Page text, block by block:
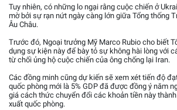
Tuy nhiên, có những lo ngại rằng cuộc chiến ở
mờ bởi sự rạn nứt ngày càng lớn giữa Tổng thống
Âu Châu.
Trước đó, Ngoại trưởng Mỹ Marco Rubio cho biết
dụng sự kiện này để bày tỏ sự không hài lòng với
từ chối ủng hộ cuộc chiến của ông chống lại Iran.
Các đồng minh cũng dự kiến sẽ xem xét tiến độ
quốc phòng mới là 5% GDP đã được đồng ý năm
giá cách thức chuyển đổi các khoản tiền này
xuất quốc phòng.